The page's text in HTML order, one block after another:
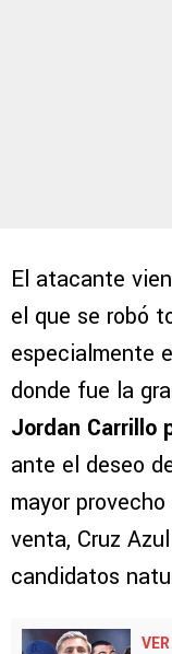
El atacante
el que se robó
especialmente
donde fue la
Jordan Carrillo
ante el deseo
mayor
venta, Cruz
candidatos